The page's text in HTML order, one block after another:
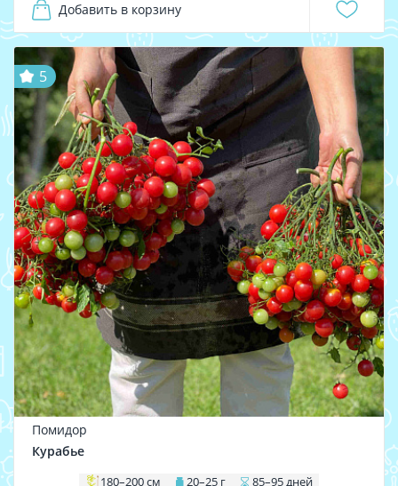
Добавить в корзину
5
Помидор
Курабье
180–200 см 20–25 г 85–95 дней